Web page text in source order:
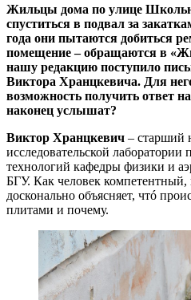
Жильцы дома по улице
спуститься в подвал за
года они пытаются добиться
помещение – обращаются в
нашу редакцию поступило
Виктора Хранцкевича. Для
возможность получить ответ
наконец услышат?
Виктор Хранцкевич – старший
исследовательской
технологий кафедры физики и
БГУ. Как человек компетентный,
досконально объясняет, чтó
плитами и почему.